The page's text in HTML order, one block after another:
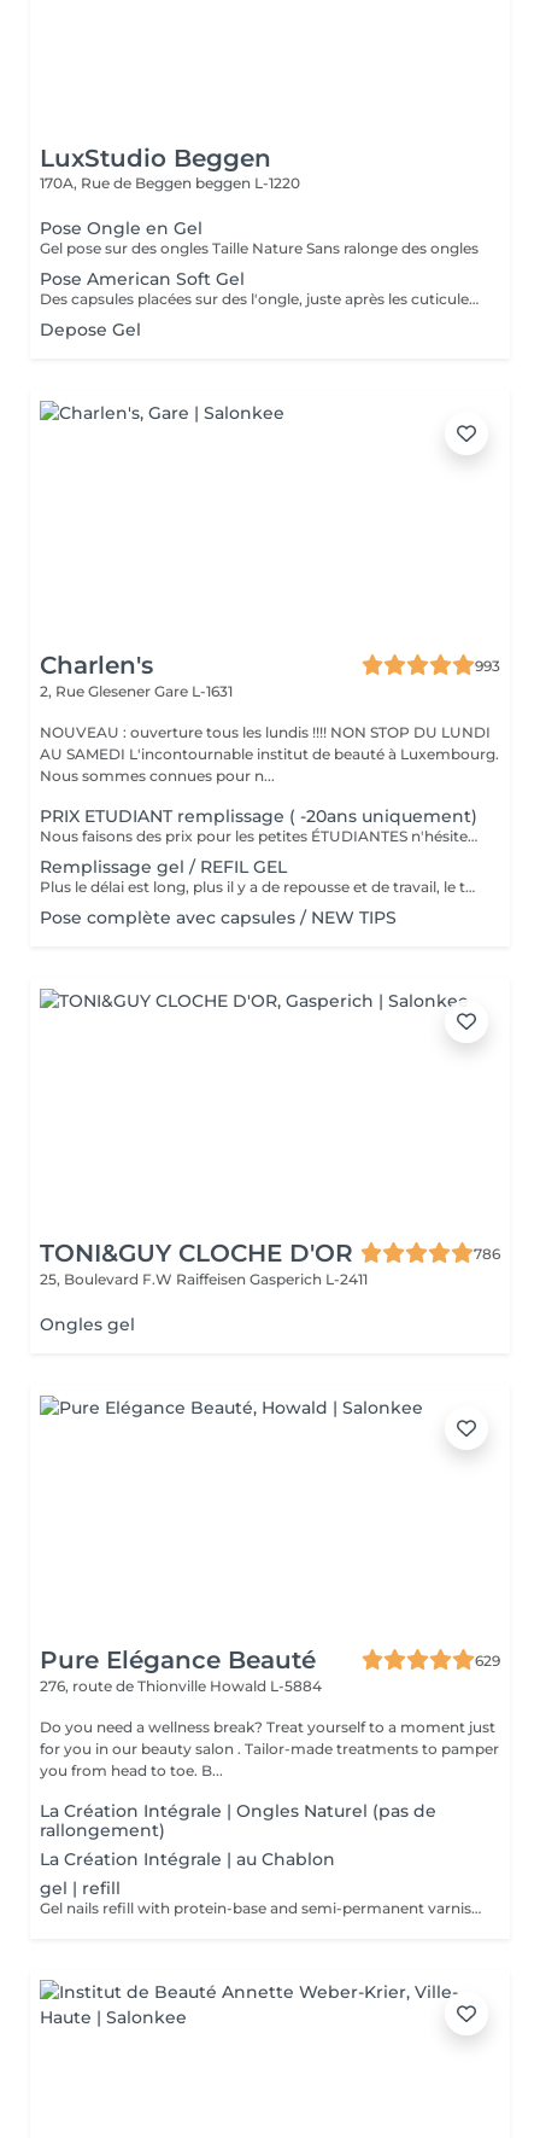
LuxStudio Beggen
170A, Rue de Beggen beggen L-1220
Pose Ongle en Gel
Gel pose sur des ongles Taille Nature Sans ralonge des ongles
Pose American Soft Gel
Des capsules placées sur des l'ongle, juste après les cuticules. Ces capsules forment à elles seules la courbure et la longueur de l'ongle. Le premier avantage notable est donc que les ongles artificiels utilisés dans le nail art américain n'ont pas besoin d'être façonnés. Dure +- 2 a 3 sem Cápsulas de gel colocadas em toda a unha, logo após as cutículas. Essas cápsulas formam sozinhas a curvatura e a extensão da unha. Portanto, a primeira vantagem notável é que as unhas artificiais usadas na arte americana de unhas não precisam ser modeladas.
Depose Gel
Charlen's
993
2, Rue Glesener Gare L-1631
NOUVEAU : ouverture tous les lundis !!!! NON STOP DU LUNDI
AU SAMEDI L'incontournable institut de beauté à Luxembourg.
Nous sommes connues pour n...
PRIX ETUDIANT remplissage ( -20ans uniquement)
Nous faisons des prix pour les petites ÉTUDIANTES n'hésitez pas a passer
Remplissage gel / REFIL GEL
Plus le délai est long, plus il y a de repousse et de travail, le tarif s'adapte donc au temps écoulé depuis votre dernier rendez-vous. Merci de choisir le remplissage adapté
Pose complète avec capsules / NEW TIPS
TONI&GUY CLOCHE D'OR
786
25, Boulevard F.W Raiffeisen Gasperich L-2411
Ongles gel
Pure Elégance Beauté
629
276, route de Thionville Howald L-5884
Do you need a wellness break? Treat yourself to a moment just
for you in our beauty salon . Tailor-made treatments to pamper
you from head to toe. B...
La Création Intégrale | Ongles Naturel (pas de
rallongement)
La Création Intégrale | au Chablon
gel | refill
Gel nails refill with protein-base and semi-permanent varnish. Color of your choice. Possibility to combine several colors. Without decoration. The protein-base nourishes, protects and strengthens soft and brittle nails!